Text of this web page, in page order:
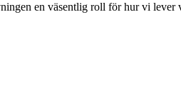
en väsentlig roll för hur vi